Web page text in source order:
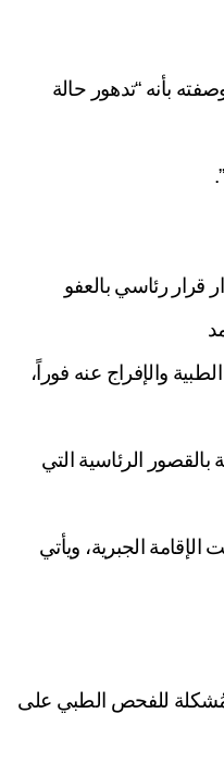
بأنه “تدهور حالة
قرار رئاسي بالعفو
والإفراج عنه فوراً،
بالقصور الرئاسية التي
الجبرية، ويأتي
للفحص الطبي على